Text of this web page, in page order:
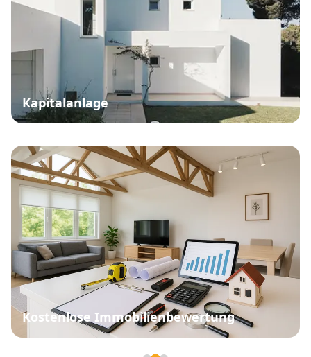
Kapitalanlage
Kostenlose Immobilienbewertung